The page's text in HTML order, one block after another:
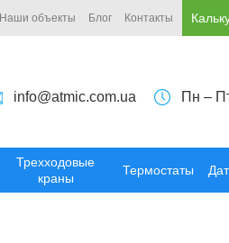
Наши объекты Блог Контакты
info@atmic.com.ua Пн –
Трехходовые
краны
Термостаты